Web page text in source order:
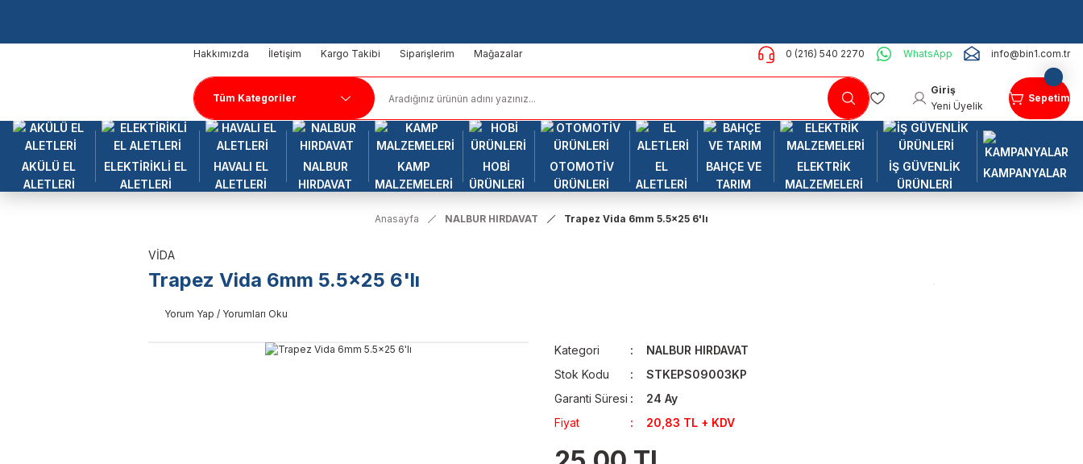
Hakkımızda İletişim Kargo Takibi Siparişlerim Mağazalar 0 (216) 540 2270 WhatsApp info@bin1.com.tr
Giriş
Yeni Üyelik
Sepetim
AKÜLÜ EL
ALETLERİ
ELEKTİRİKLİ EL
ALETLERİ
HAVALI EL
ALETLERİ
NALBUR
HIRDAVAT
KAMP
MALZEMELERİ
HOBİ
ÜRÜNLERİ
OTOMOTİV
ÜRÜNLERİ
EL
ALETLERİ
BAHÇE VE
TARIM
ELEKTRİK
MALZEMELERİ
İŞ GÜVENLİK
ÜRÜNLERİ
KAMPANYALAR
Anasayfa NALBUR HIRDAVAT Trapez Vida 6mm 5.5x25 6'lı
VİDA
Trapez Vida 6mm 5.5x25 6'lı
Yorum Yap / Yorumları Oku
Kategori
NALBUR HIRDAVAT
Stok Kodu
STKEPS09003KP
Garanti Süresi
24 Ay
Fiyat
20,83 TL + KDV